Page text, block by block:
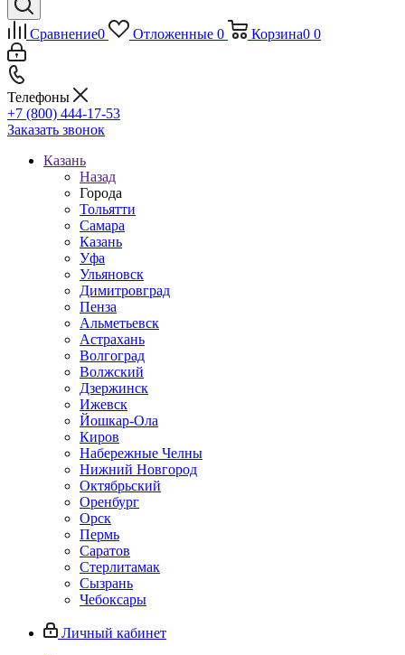
Сравнение0 Отложенные 0 Корзина0 0
Телефоны
+7 (800) 444-17-53
Заказать звонок
Казань
Назад
Города
Тольятти
Самара
Казань
Уфа
Ульяновск
Димитровград
Пенза
Альметьевск
Астрахань
Волгоград
Волжский
Дзержинск
Ижевск
Йошкар-Ола
Киров
Набережные Челны
Нижний Новгород
Октябрьский
Оренбург
Орск
Пермь
Саратов
Стерлитамак
Сызрань
Чебоксары
Личный кабинет